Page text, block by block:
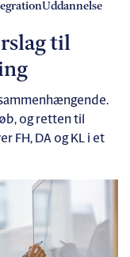
Uddannelse
til
og retten til
FH, DA og KL i et